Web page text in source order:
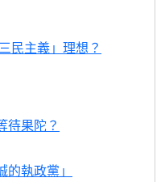
民主義」理想？
待果陀？
的執政黨」